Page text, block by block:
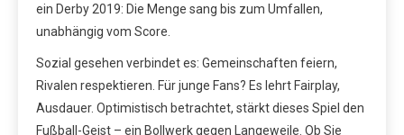
ein Derby 2019: Die Menge sang bis zum Umfallen,
unabhängig vom Score.
Sozial gesehen verbindet es: Gemeinschaften feiern,
Rivalen respektieren. Für junge Fans? Es lehrt Fairplay,
Ausdauer. Optimistisch betrachtet, stärkt dieses Spiel den
Fußball-Geist – ein Bollwerk gegen Langeweile. Ob Sie